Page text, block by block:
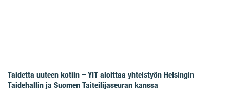
Taidetta uuteen kotiin – YIT aloittaa yhteistyön Helsingin
Taidehallin ja Suomen Taiteilijaseuran kanssa